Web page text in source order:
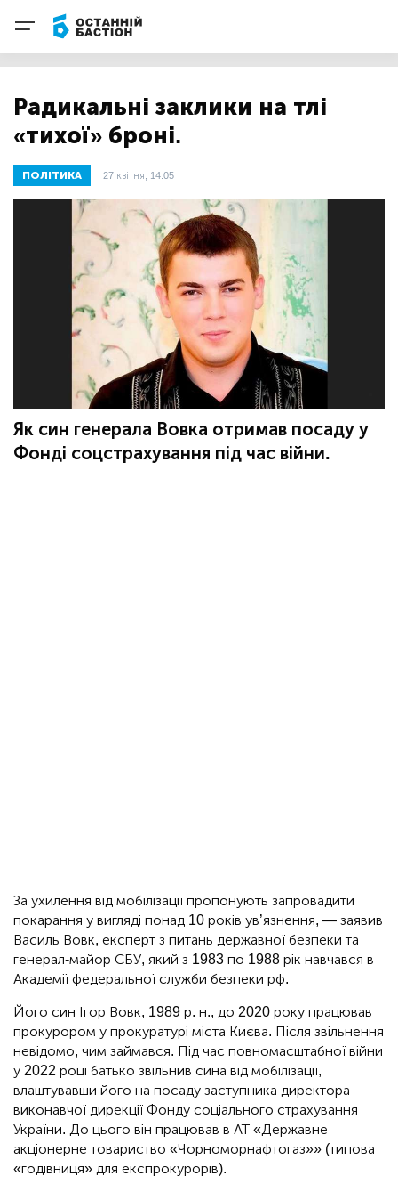
Радикальні заклики на тлі
«тихої» броні.
ПОЛІТИКА 27 квітня, 14:05
Як син генерала Вовка отримав посаду у
Фонді соцстрахування під час війни.
За ухилення від мобілізації пропонують запровадити
покарання у вигляді понад 10 років ув’язнення, — заявив
Василь Вовк, експерт з питань державної безпеки та
генерал-майор СБУ, який з 1983 по 1988 рік навчався в
Академії федеральної служби безпеки рф.
Його син Ігор Вовк, 1989 р. н., до 2020 року працював
прокурором у прокуратурі міста Києва. Після звільнення
невідомо, чим займався. Під час повномасштабної війни
у 2022 році батько звільнив сина від мобілізації,
влаштувавши його на посаду заступника директора
виконавчої дирекції Фонду соціального страхування
України. До цього він працював в АТ «Державне
акціонерне товариство «Чорноморнафтогаз»» (типова
«годівниця» для експрокурорів).